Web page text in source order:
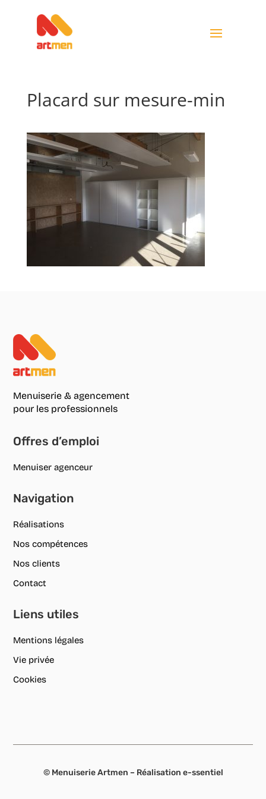
Placard sur mesure-min
Menuiserie & agencement
pour les professionnels
Offres d’emploi
Menuiser agenceur
Navigation
Réalisations
Nos compétences
Nos clients
Contact
Liens utiles
Mentions légales
Vie privée
Cookies
© Menuiserie Artmen – Réalisation e-ssentiel